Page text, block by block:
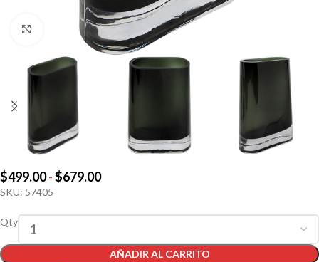
Click to enlarge
$499.00-$679.00
SKU: 57405
Qty
AÑADIR AL CARRITO